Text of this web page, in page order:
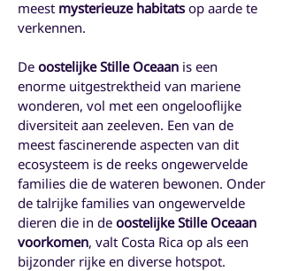
meest mysterieuze habitatsop aarde te
verkennen.
De oostelijke Stille Oceaan is een
enorme uitgestrektheid van mariene
wonderen, vol met een ongelooflijke
diversiteit aan zeeleven. Een van de
meest fascinerende aspecten van dit
ecosysteem is de reeks ongewervelde
families die de wateren bewonen. Onder
de talrijke families van ongewervelde
dieren die in de oostelijke Stille Oceaan
voorkomen, valt Costa Rica op als een
bijzonder rijke en diverse hotspot.